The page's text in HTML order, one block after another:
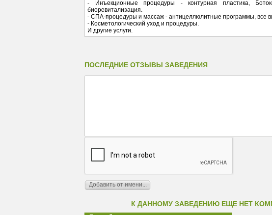
- Инъекционные процедуры - контурная пластика,
биоревитализация.
- СПА-процедуры и массаж - антицеллюлитные программы, все
- Косметологический уход и процедуры.
И другие услуги.
ПОСЛЕДНИЕ ОТЗЫВЫ ЗАВЕДЕНИЯ
К ДАННОМУ ЗАВЕДЕНИЮ ЕЩЕ НЕТ